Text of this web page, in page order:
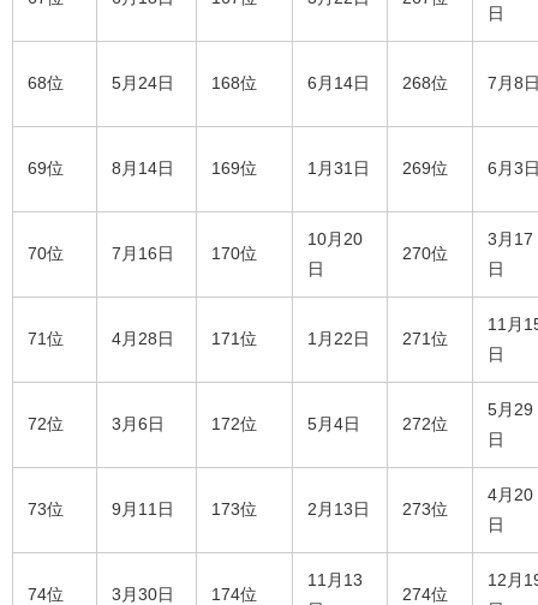
日
68位 5月24日 168位 6月14日 268位 7月8
69位 8月14日 169位 1月31日 269位 6月3
70位 7月16日 170位
10月20
日
270位
3月17
日
71位 4月28日 171位 1月22日 271位
11月
日
72位 3月6日 172位 5月4日 272位
5月29
日
73位 9月11日 173位 2月13日 273位
4月20
日
74位 3月30日 174位
11月13
274位
12月